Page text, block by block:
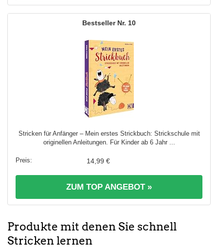
10
Stricken für Anfänger – Mein erstes Strickbuch: Strickschule mit
originellen Anleitungen. Für Kinder ab 6 Jahr ...
14,99 €
ZUM TOP ANGEBOT »
Produkte mit denen Sie schnell
Stricken lernen